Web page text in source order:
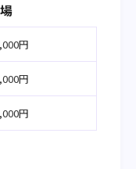
円
円
円